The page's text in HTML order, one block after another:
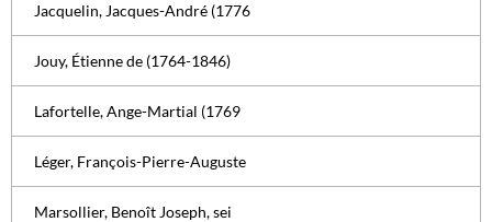
Jacquelin, Jacques-André (1776
Jouy, Étienne de (1764-1846)
Lafortelle, Ange-Martial (1769
Léger, François-Pierre-Auguste
Marsollier, Benoît Joseph, sei